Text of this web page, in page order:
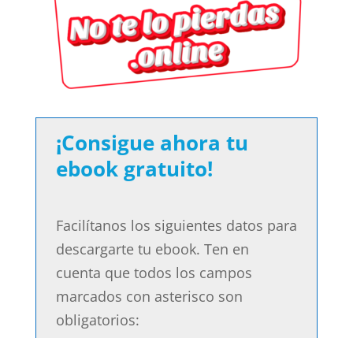
¡Consigue ahora tu
ebook gratuito!
Facilítanos los siguientes datos para
descargarte tu ebook. Ten en
cuenta que todos los campos
marcados con asterisco son
obligatorios: